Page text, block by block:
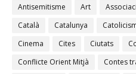
Antisemitisme
Art
Català
Catalunya
Cinema
Cites Ciutats
Conflicte Orient Mitjà
Contes